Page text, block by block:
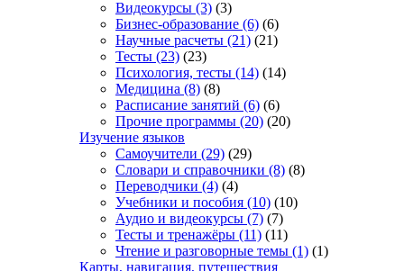
Видеокурсы (3) (3)
Бизнес-образование (6) (6)
Научные расчеты (21) (21)
Тесты (23) (23)
Психология, тесты (14) (14)
Медицина (8) (8)
Расписание занятий (6) (6)
Прочие программы (20) (20)
Изучение языков
Самоучители (29) (29)
Словари и справочники (8) (8)
Переводчики (4) (4)
Учебники и пособия (10) (10)
Аудио и видеокурсы (7) (7)
Тесты и тренажёры (11) (11)
Чтение и разговорные темы (1) (1)
Карты, навигация, путешествия